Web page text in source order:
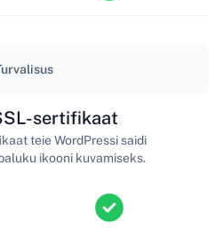
sertifikaat
teie WordPressi saidi
ikooni kuvamiseks.